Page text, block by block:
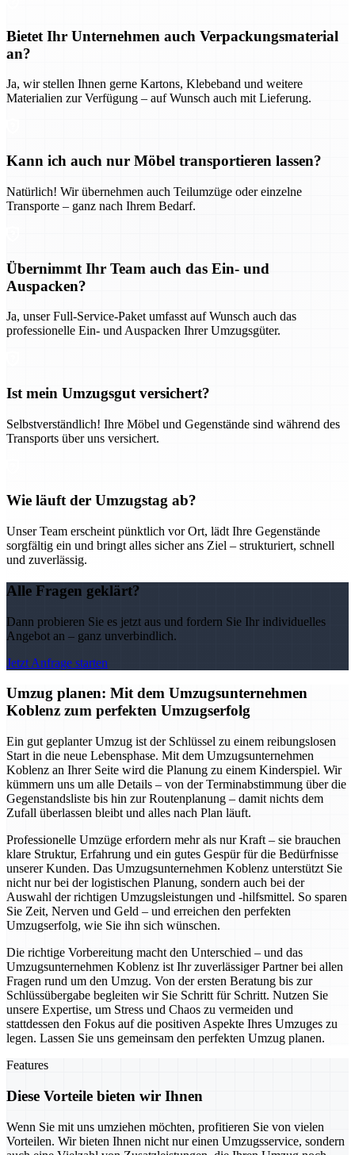
Bietet Ihr Unternehmen auch Verpackungsmaterial
an?
Ja, wir stellen Ihnen gerne Kartons, Klebeband und weitere
Materialien zur Verfügung – auf Wunsch auch mit Lieferung.
Kann ich auch nur Möbel transportieren lassen?
Natürlich! Wir übernehmen auch Teilumzüge oder einzelne
Transporte – ganz nach Ihrem Bedarf.
Übernimmt Ihr Team auch das Ein- und
Auspacken?
Ja, unser Full-Service-Paket umfasst auf Wunsch auch das
professionelle Ein- und Auspacken Ihrer Umzugsgüter.
Ist mein Umzugsgut versichert?
Selbstverständlich! Ihre Möbel und Gegenstände sind während des
Transports über uns versichert.
Wie läuft der Umzugstag ab?
Unser Team erscheint pünktlich vor Ort, lädt Ihre Gegenstände
sorgfältig ein und bringt alles sicher ans Ziel – strukturiert, schnell
und zuverlässig.
Alle Fragen geklärt?
Dann probieren Sie es jetzt aus und fordern Sie Ihr individuelles
Angebot an – ganz unverbindlich.
Jetzt Anfrage starten
Umzug planen: Mit dem Umzugsunternehmen
Koblenz zum perfekten Umzugserfolg
Ein gut geplanter Umzug ist der Schlüssel zu einem reibungslosen
Start in die neue Lebensphase. Mit dem Umzugsunternehmen
Koblenz an Ihrer Seite wird die Planung zu einem Kinderspiel. Wir
kümmern uns um alle Details – von der Terminabstimmung über die
Gegenstandsliste bis hin zur Routenplanung – damit nichts dem
Zufall überlassen bleibt und alles nach Plan läuft.
Professionelle Umzüge erfordern mehr als nur Kraft – sie brauchen
klare Struktur, Erfahrung und ein gutes Gespür für die Bedürfnisse
unserer Kunden. Das Umzugsunternehmen Koblenz unterstützt Sie
nicht nur bei der logistischen Planung, sondern auch bei der
Auswahl der richtigen Umzugsleistungen und -hilfsmittel. So sparen
Sie Zeit, Nerven und Geld – und erreichen den perfekten
Umzugserfolg, wie Sie ihn sich wünschen.
Die richtige Vorbereitung macht den Unterschied – und das
Umzugsunternehmen Koblenz ist Ihr zuverlässiger Partner bei allen
Fragen rund um den Umzug. Von der ersten Beratung bis zur
Schlüssübergabe begleiten wir Sie Schritt für Schritt. Nutzen Sie
unsere Expertise, um Stress und Chaos zu vermeiden und
stattdessen den Fokus auf die positiven Aspekte Ihres Umzuges zu
legen. Lassen Sie uns gemeinsam den perfekten Umzug planen.
Features
Diese Vorteile bieten wir Ihnen
Wenn Sie mit uns umziehen möchten, profitieren Sie von vielen
Vorteilen. Wir bieten Ihnen nicht nur einen Umzugsservice, sondern